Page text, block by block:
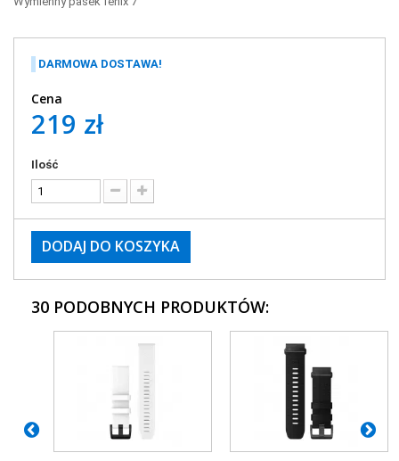
DARMOWA DOSTAWA!
Cena
219 zł
Ilość
DODAJ DO KOSZYKA
30 PODOBNYCH PRODUKTÓW: